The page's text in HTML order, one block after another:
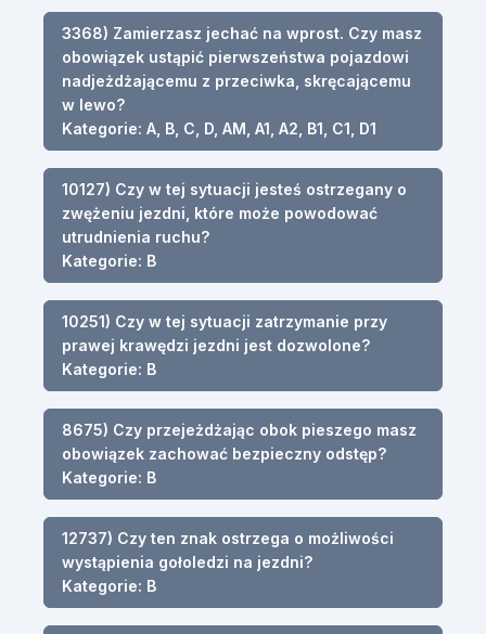
3368) Zamierzasz jechać na wprost. Czy masz
obowiązek ustąpić pierwszeństwa pojazdowi
nadjeżdżającemu z przeciwka, skręcającemu
w lewo?
Kategorie: A, B, C, D, AM, A1, A2, B1, C1, D1
10127) Czy w tej sytuacji jesteś ostrzegany o
zwężeniu jezdni, które może powodować
utrudnienia ruchu?
Kategorie: B
10251) Czy w tej sytuacji zatrzymanie przy
prawej krawędzi jezdni jest dozwolone?
Kategorie: B
8675) Czy przejeżdżając obok pieszego masz
obowiązek zachować bezpieczny odstęp?
Kategorie: B
12737) Czy ten znak ostrzega o możliwości
wystąpienia gołoledzi na jezdni?
Kategorie: B